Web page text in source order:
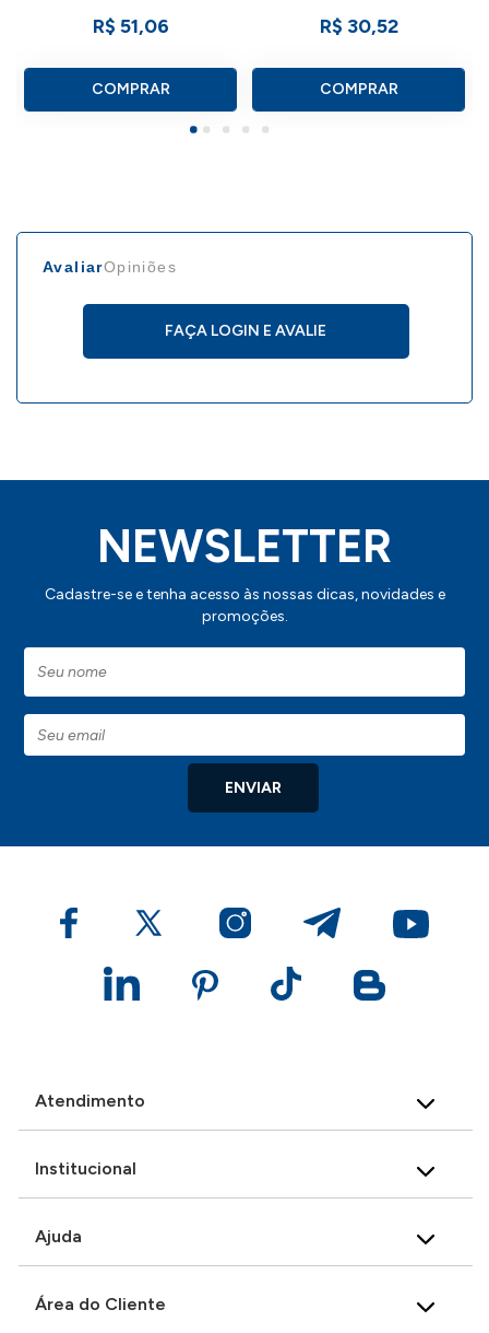
- Total de paginas: 80 folhas
- Peso: 300g.
Consulte a aba personalização para saber
detalhes de como aplicar sua marca neste
R$ 51,06
COMPRAR
R$ 30,52
COMPRAR
AvaliarOpiniões
FAÇA LOGIN E AVALIE
NEWSLETTER
Cadastre-se e tenha acesso às nossas dicas, novidades e
promoções.
ENVIAR
Atendimento
Institucional
Ajuda
Área do Cliente